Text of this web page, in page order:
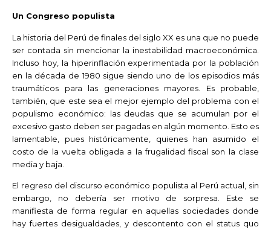
Un Congreso populista
La historia del Perú de finales del siglo XX es una que no puede
ser contada sin mencionar la inestabilidad macroeconómica.
Incluso hoy, la hiperinflación experimentada por la población
en la década de 1980 sigue siendo uno de los episodios más
traumáticos para las generaciones mayores. Es probable,
también, que este sea el mejor ejemplo del problema con el
populismo económico: las deudas que se acumulan por el
excesivo gasto deben ser pagadas en algún momento. Esto es
lamentable, pues históricamente, quienes han asumido el
costo de la vuelta obligada a la frugalidad fiscal son la clase
media y baja.
El regreso del discurso económico populista al Perú actual, sin
embargo, no debería ser motivo de sorpresa. Este se
manifiesta de forma regular en aquellas sociedades donde
hay fuertes desigualdades, y descontento con el status quo